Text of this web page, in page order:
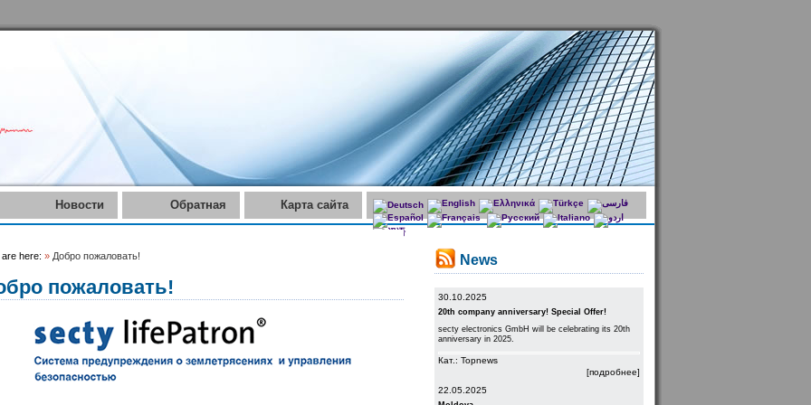
Новости
Обратная
Карта сайта
are here: » Добро пожаловать!
пожаловать!
News
30.10.2025
20th company anniversary! Special Offer!
secty electronics GmbH will be celebrating its 20th
anniversary in 2025.
Кат.: Topnews
[подробнее]
22.05.2025